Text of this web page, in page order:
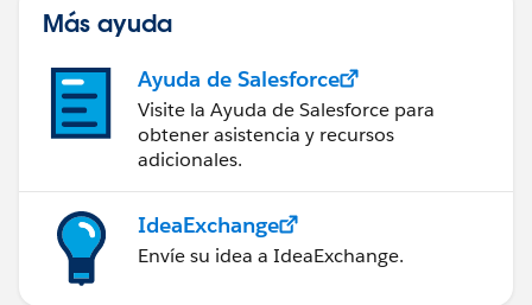
Más ayuda
Ayuda de Salesforce
Visite la Ayuda de Salesforce para
obtener asistencia y recursos
adicionales.
IdeaExchange
Envíe su idea a IdeaExchange.